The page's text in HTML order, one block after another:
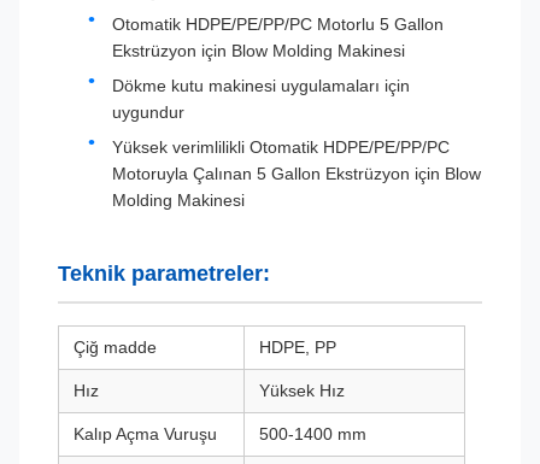
Otomatik HDPE/PE/PP/PC Motorlu 5 Gallon
Ekstrüzyon için Blow Molding Makinesi
Dökme kutu makinesi uygulamaları için
uygundur
Yüksek verimlilikli Otomatik HDPE/PE/PP/PC
Motoruyla Çalınan 5 Gallon Ekstrüzyon için Blow
Molding Makinesi
Teknik parametreler:
Çiğ madde HDPE, PP
Hız Yüksek Hız
Kalıp Açma Vuruşu 500-1400 mm